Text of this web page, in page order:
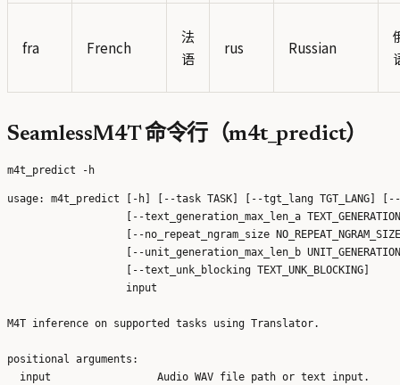
fra French
法
语
rus Russian
SeamlessM4T 命令行（m4t_predict）
usage: m4t_predict [-h] [--task TASK] [--tgt_lang TGT_LANG] [--
[--text_generation_max_len_a
[--no_repeat_ngram_size
[--unit_generation_max_len_b
                   [--text_unk_blocking TEXT_UNK_BLOCKING]
                   input
M4T inference on supported tasks using Translator.
positional arguments:
  input                 Audio WAV file path or text input.